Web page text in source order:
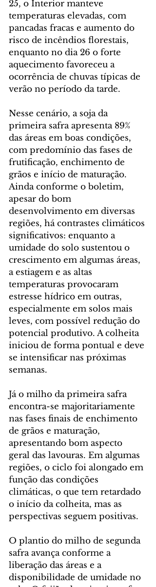
25, o Interior manteve
temperaturas elevadas, com
pancadas fracas e aumento do
risco de incêndios florestais,
enquanto no dia 26 o forte
aquecimento favoreceu a
ocorrência de chuvas típicas de
verão no período da tarde.
Nesse cenário, a soja da
primeira safra apresenta 89%
das áreas em boas condições,
com predomínio das fases de
frutificação, enchimento de
grãos e início de maturação.
Ainda conforme o boletim,
apesar do bom
desenvolvimento em diversas
regiões, há contrastes climáticos
significativos: enquanto a
umidade do solo sustentou o
crescimento em algumas áreas,
a estiagem e as altas
temperaturas provocaram
estresse hídrico em outras,
especialmente em solos mais
leves, com possível redução do
potencial produtivo. A colheita
iniciou de forma pontual e deve
se intensificar nas próximas
semanas.
Já o milho da primeira safra
encontra-se majoritariamente
nas fases finais de enchimento
de grãos e maturação,
apresentando bom aspecto
geral das lavouras. Em algumas
regiões, o ciclo foi alongado em
função das condições
climáticas, o que tem retardado
o início da colheita, mas as
perspectivas seguem positivas.
O plantio do milho de segunda
safra avança conforme a
liberação das áreas e a
disponibilidade de umidade no